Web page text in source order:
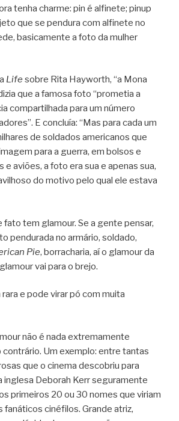
tenha charme: pin é alfinete; pinup
que se pendura com alfinete no
basicamente a foto da mulher
Life sobre Rita Hayworth, “a Mona
que a famosa foto “prometia a
compartilhada para um número
E concluía: “Mas para cada um
de soldados americanos que
para a guerra, em bolsos e
e aviões, a foto era sua e apenas sua,
do motivo pelo qual ele estava
fato tem glamour. Se a gente pensar,
pendurada no armário, soldado,
Pie, borracharia, aí o glamour da
vai para o brejo.
e pode virar pó com muita
não é nada extremamente
Um exemplo: entre tantas
que o cinema descobriu para
inglesa Deborah Kerr seguramente
primeiros 20 ou 30 nomes que viriam
fanáticos cinéfilos. Grande atriz,